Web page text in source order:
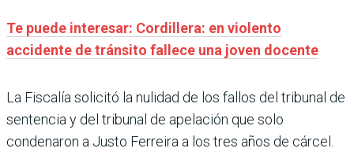
Te puede interesar: Cordillera: en violento
accidente de tránsito fallece una joven docente
La Fiscalía solicitó la nulidad de los fallos del tribunal de
sentencia y del tribunal de apelación que solo
condenaron a Justo Ferreira a los tres años de cárcel.